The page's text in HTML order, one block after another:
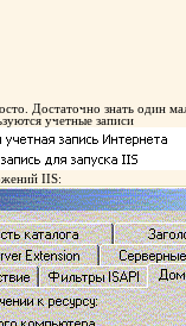
Достаточно знать один
учетные записи
IIS: